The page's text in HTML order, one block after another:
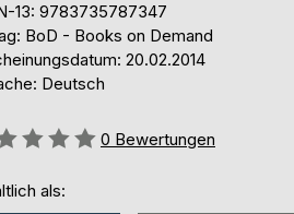
13: 9783735787347
BoD - Books on Demand
20.02.2014
Deutsch
0 Bewertungen
als: